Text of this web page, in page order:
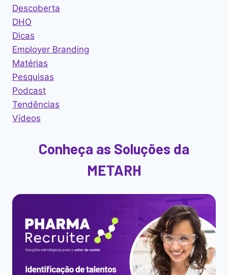
Descoberta
DHO
Dicas
Employer Branding
Matérias
Pesquisas
Podcast
Tendências
Vídeos
Conheça as Soluções da
METARH